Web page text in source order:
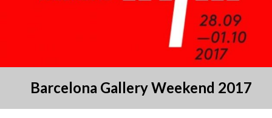
Barcelona Gallery Weekend 2017